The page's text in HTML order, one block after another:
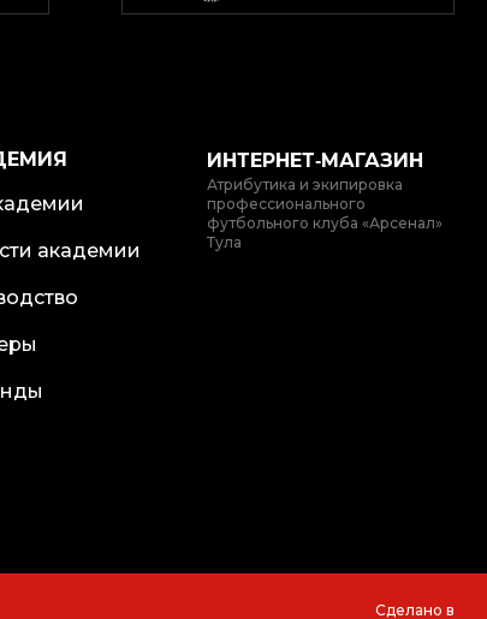
академии
ИНТЕРНЕТ‑МАГАЗИН
Атрибутика и экипировка
профессионального
футбольного клуба «Арсенал»
Тула
Сделано в